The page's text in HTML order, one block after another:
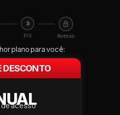
3
PIX Acesso
plano para você:
DESCONTO
de acesso